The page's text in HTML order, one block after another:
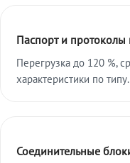
Паспорт и протоколы
Перегрузка до 120 %,
характеристики по типу.
Соединительные